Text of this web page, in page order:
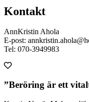
Kontakt
AnnKristin Ahola
E-post:
Tel: 070-3949983
”Beröring är ett